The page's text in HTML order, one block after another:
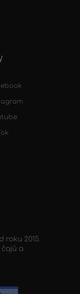
roku 2015.
čajů a